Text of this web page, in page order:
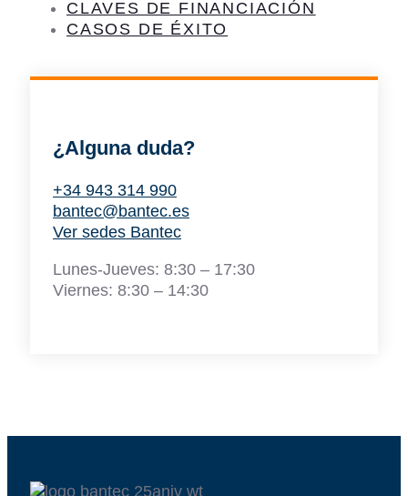
CLAVES DE FINANCIACIÓN
CASOS DE ÉXITO
¿Alguna duda?
+34 943 314 990
bantec@bantec.es
Ver sedes Bantec
Lunes-Jueves: 8:30 – 17:30
Viernes: 8:30 – 14:30